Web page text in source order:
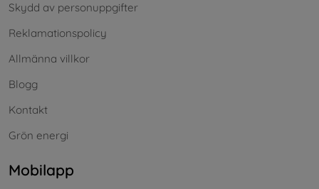
Skydd av personuppgifter
Reklamationspolicy
Allmänna villkor
Blogg
Kontakt
Grön energi
Mobilapp